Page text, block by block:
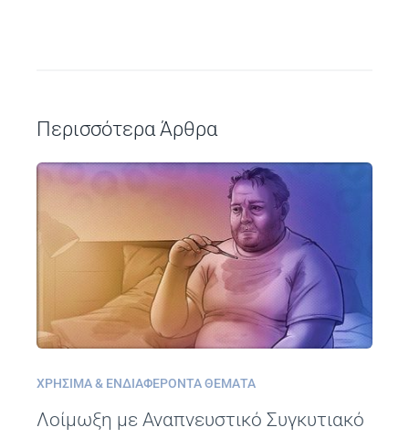
Περισσότερα Άρθρα
ΧΡΉΣΙΜΑ & ΕΝΔΙΑΦΈΡΟΝΤΑ ΘΈΜΑΤΑ
Λοίμωξη με Αναπνευστικό Συγκυτιακό